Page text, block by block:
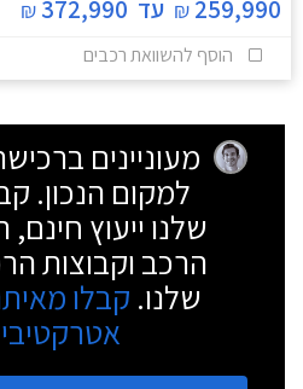
259,990
₪ עד 372,990
₪
הוסף להשוואת רכבים
מעוניינים
למקום הנכון.
שלנו ייעוץ
הרכב וקבוצות
שלנו. קבלו